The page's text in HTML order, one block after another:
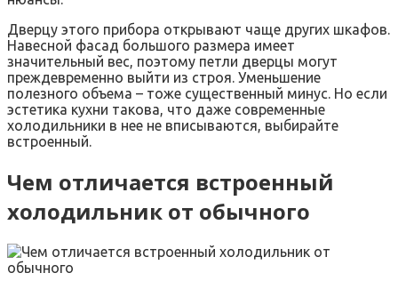
Дверцу этого прибора открывают чаще других шкафов.
Навесной фасад большого размера имеет
значительный вес, поэтому петли дверцы могут
преждевременно выйти из строя. Уменьшение
полезного объема – тоже существенный минус. Но если
эстетика кухни такова, что даже современные
холодильники в нее не вписываются, выбирайте
встроенный.
Чем отличается встроенный
холодильник от обычного